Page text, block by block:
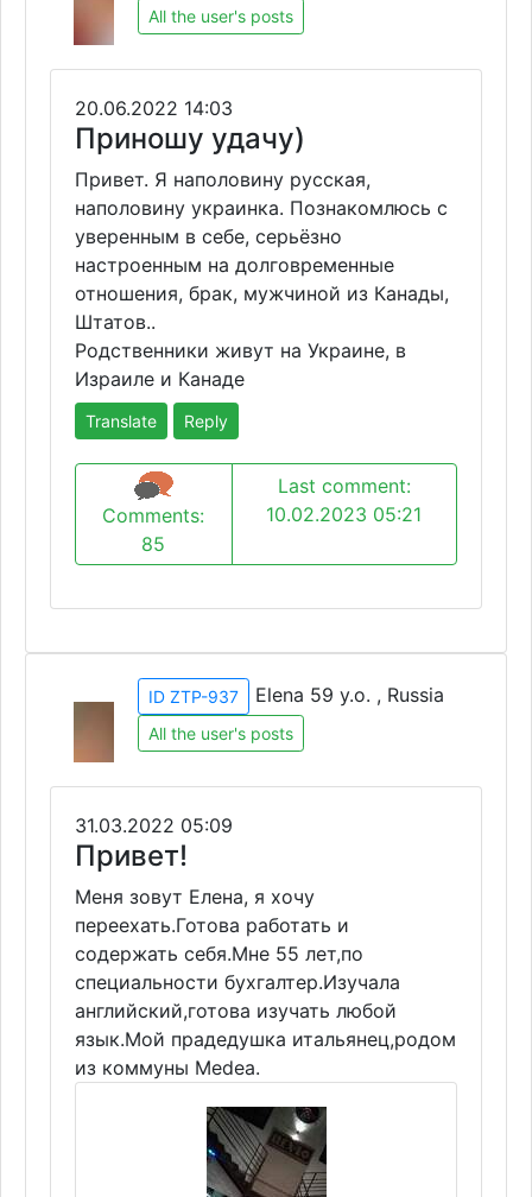
All the user's posts
20.06.2022 14:03
Приношу удачу)
Привет. Я наполовину русская,
наполовину украинка. Познакомлюсь с
уверенным в себе, серьёзно
настроенным на долговременные
отношения, брак, мужчиной из Канады,
Штатов..
Родственники живут на Украине, в
Израиле и Канаде
Translate Reply
Comments:
85
Last comment:
10.02.2023 05:21
ID ZTP-937 Elena 59 y.o. , Russia
All the user's posts
31.03.2022 05:09
Привет!
Меня зовут Елена, я хочу
переехать.Готова работать и
содержать себя.Мне 55 лет,по
специальности бухгалтер.Изучала
английский,готова изучать любой
язык.Мой прадедушка итальянец,родом
из коммуны Medea.